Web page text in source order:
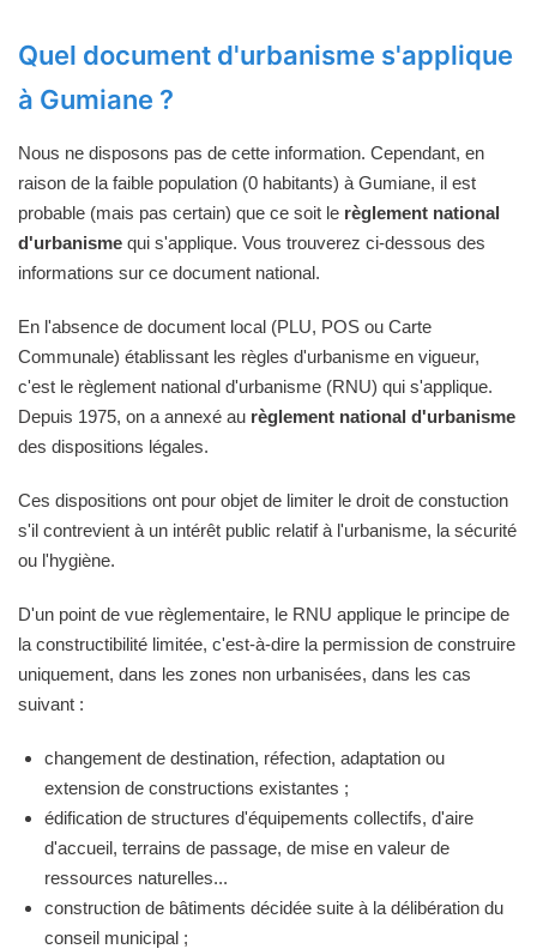
Quel document d'urbanisme s'applique
à Gumiane ?
Nous ne disposons pas de cette information. Cependant, en
raison de la faible population (0 habitants) à Gumiane, il est
probable (mais pas certain) que ce soit le règlement national
d'urbanisme qui s'applique. Vous trouverez ci-dessous des
informations sur ce document national.
En l'absence de document local (PLU, POS ou Carte
Communale) établissant les règles d'urbanisme en vigueur,
c'est le règlement national d'urbanisme (RNU) qui s'applique.
Depuis 1975, on a annexé au règlement national d'urbanisme
des dispositions légales.
Ces dispositions ont pour objet de limiter le droit de constuction
s'il contrevient à un intérêt public relatif à l'urbanisme, la sécurité
ou l'hygiène.
D'un point de vue règlementaire, le RNU applique le principe de
la constructibilité limitée, c'est-à-dire la permission de construire
uniquement, dans les zones non urbanisées, dans les cas
suivant :
changement de destination, réfection, adaptation ou
extension de constructions existantes ;
édification de structures d'équipements collectifs, d'aire
d'accueil, terrains de passage, de mise en valeur de
ressources naturelles...
construction de bâtiments décidée suite à la délibération du
conseil municipal ;